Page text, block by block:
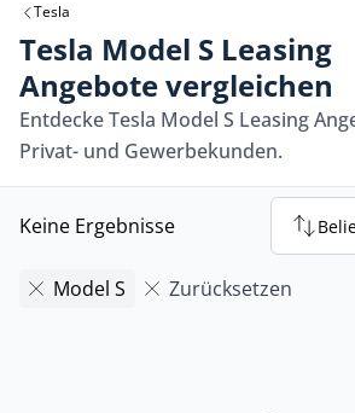
Tesla
Tesla Model S Leasing
Angebote vergleichen
Entdecke Tesla Model S Leasing
Privat- und Gewerbekunden.
Keine Ergebnisse
Model S Zurücksetzen